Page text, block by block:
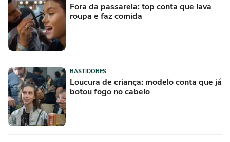
Fora da passarela: top conta que lava
roupa e faz comida
BASTIDORES
Loucura de criança: modelo conta que já
botou fogo no cabelo